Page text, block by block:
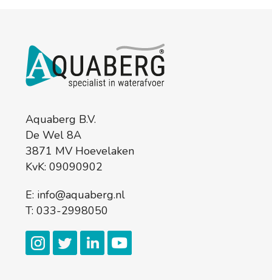
Aquaberg B.V.
De Wel 8A
3871 MV Hoevelaken
KvK: 09090902
E: info@aquaberg.nl
T: 033-2998050